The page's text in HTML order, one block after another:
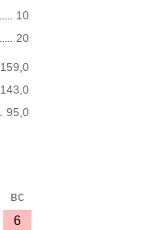
10
20
159,0
143,0
95,0
вс
6